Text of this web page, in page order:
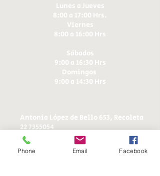
Lunes a Jueves
8:00 a 17:00 Hrs.
Viernes
8:00 a 16:00 Hrs​
Sábados
9:00 a 16:30 Hrs
Domingos
9:00 a 14:30 Hrs
Antonia López de Bello 653, Recoleta
22 7355054
22 7375725
+56 9 75224598
ducereposteria@gmail.com
Phone Email Facebook